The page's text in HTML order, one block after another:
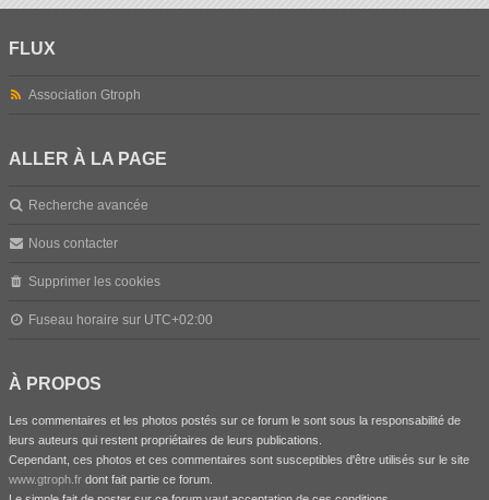
FLUX
Association Gtroph
ALLER À LA PAGE
Recherche avancée
Nous contacter
Supprimer les cookies
Fuseau horaire sur UTC+02:00
À PROPOS
Les commentaires et les photos postés sur ce forum le sont sous la responsabilité de
leurs auteurs qui restent propriétaires de leurs publications.
Cependant, ces photos et ces commentaires sont susceptibles d'être utilisés sur le site
www.gtroph.fr dont fait partie ce forum.